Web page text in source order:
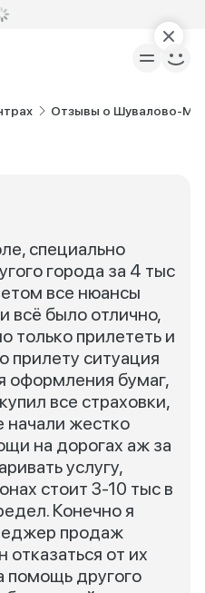
Отзывы о Шувалово-
специально
города за 4 тыс
все нюансы
всё было отлично,
только прилететь и
прилету ситуация
оформления бумаг,
все страховки,
жестко
на дорогах аж за
услугу,
стоит 3-10 тыс в
Конечно я
продаж
отказаться от их
помощь другого